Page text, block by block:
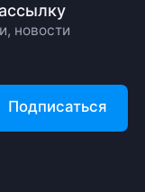
новости
Подписаться